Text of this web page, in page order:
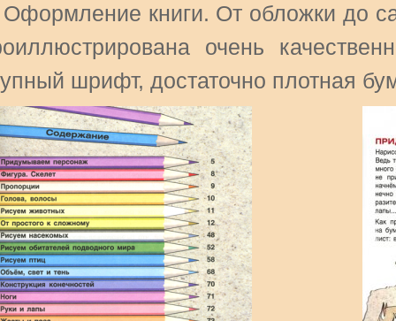
книги. От обложки до
очень
шрифт, достаточно плотная